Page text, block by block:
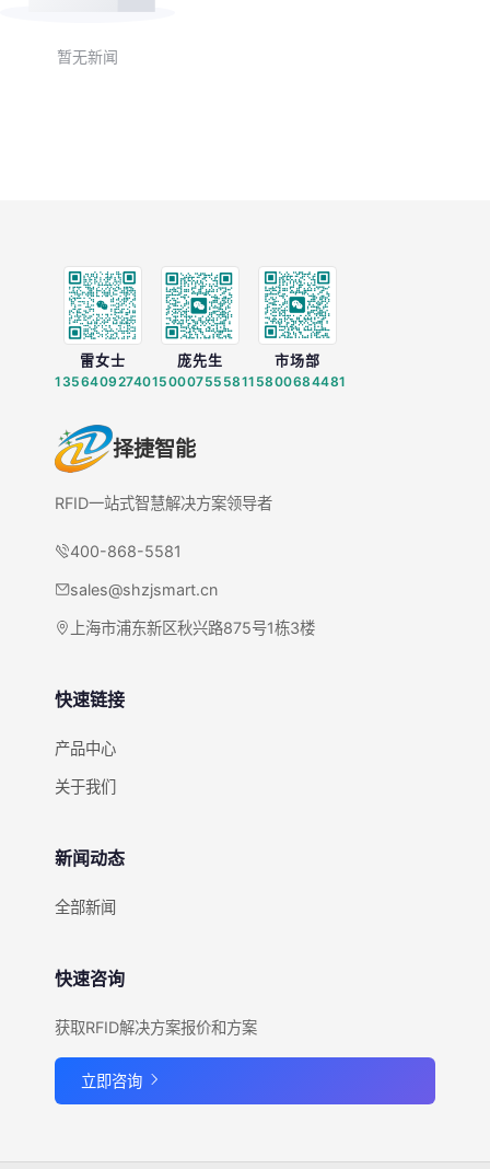
暂无新闻
雷女士
13564092740
庞先生
15000755581
市场部
15800684481
择捷智能
RFID一站式智慧解决方案领导者
400-868-5581
sales@shzjsmart.cn
上海市浦东新区秋兴路875号1栋3楼
快速链接
产品中心
关于我们
新闻动态
全部新闻
快速咨询
获取RFID解决方案报价和方案
立即咨询